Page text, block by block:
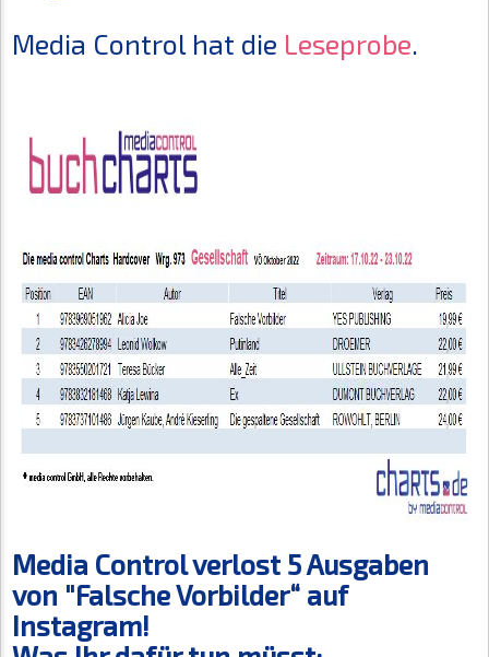
Media Control hat die Leseprobe.
Media Control verlost 5 Ausgaben
von "Falsche Vorbilder“ auf
Instagram!